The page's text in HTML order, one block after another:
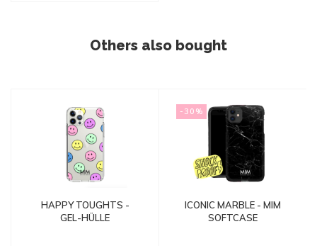
Others also bought
HAPPY TOUGHTS -
GEL-HÜLLE
-30%
ICONIC MARBLE - MIM
SOFTCASE